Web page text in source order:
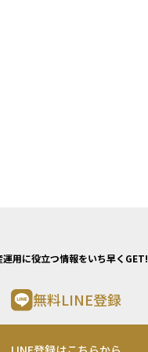
運用に役立つ情報をいち早くGET!
無料LINE登録